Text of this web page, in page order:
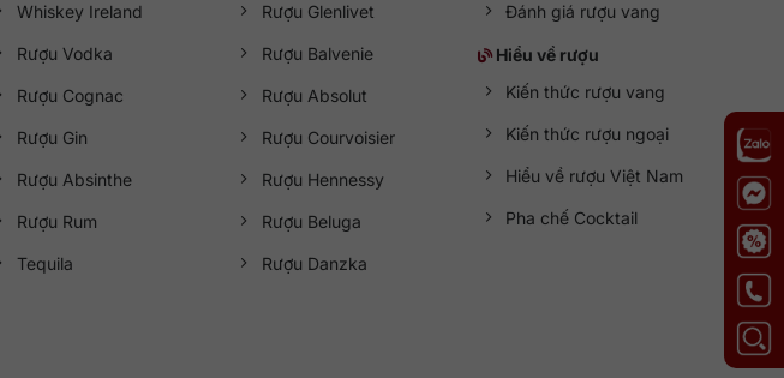
Whiskey Ireland
Rượu Vodka
Rượu Cognac
Rượu Gin
Rượu Absinthe
Rượu Rum
Tequila
Rượu Glenlivet
Rượu Balvenie
Rượu Absolut
Rượu Courvoisier
Rượu Hennessy
Rượu Beluga
Rượu Danzka
Đánh giá rượu vang
Hiểu về rượu
Kiến thức rượu vang
Kiến thức rượu ngoại
Hiểu về rượu Việt Nam
Pha chế Cocktail